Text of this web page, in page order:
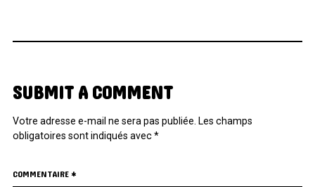
SUBMIT A COMMENT
Votre adresse e-mail ne sera pas publiée. Les champs
obligatoires sont indiqués avec*
COMMENTAIRE*